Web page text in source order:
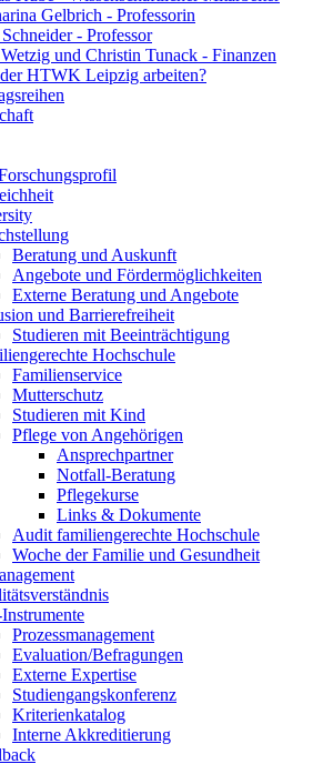
Gelbrich - Professorin
Schneider - Professor
und Christin Tunack - Finanzen
HTWK Leipzig arbeiten?
Beratung und Auskunft
Angebote und Fördermöglichkeiten
Externe Beratung und Angebote
und Barrierefreiheit
Studieren mit Beeinträchtigung
Hochschule
Familienservice
Mutterschutz
Studieren mit Kind
Pflege von Angehörigen
Ansprechpartner
Notfall-Beratung
Pflegekurse
Links & Dokumente
Audit familiengerechte Hochschule
Woche der Familie und Gesundheit
Prozessmanagement
Evaluation/Befragungen
Externe Expertise
Studiengangskonferenz
Kriterienkatalog
Interne Akkreditierung